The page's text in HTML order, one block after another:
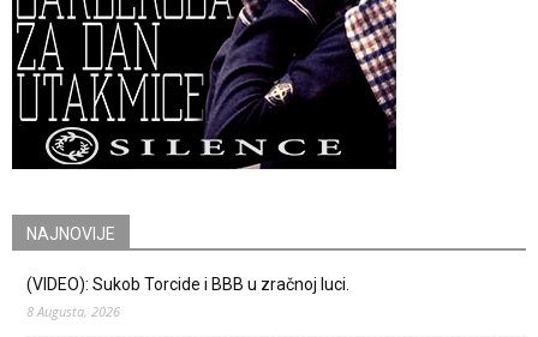
NAJNOVIJE
(VIDEO): Sukob Torcide i BBB u zračnoj luci.
8 Augusta, 2026